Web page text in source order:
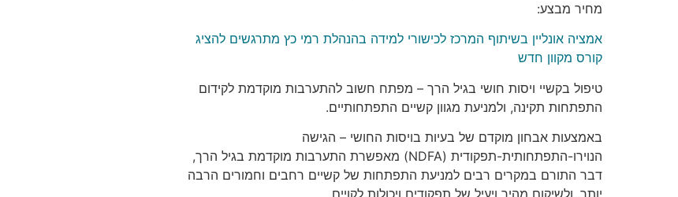
מחיר מבצע:
אמציה אונליין בשיתוף המרכז לכישורי למידה בהנהלת רמי כץ מתרגשים להציג
קורס מקוון חדש
טיפול בקשיי ויסות חושי בגיל הרך – מפתח חשוב להתערבות מוקדמת לקידום
התפתחות תקינה, ולמניעת מגוון קשיים התפתחותיים.
באמצעות אבחון מוקדם של בעיות בויסות החושי – הגישה
הנוירו-התפתחותית-תפקודית (NDFA) מאפשרת התערבות מוקדמת בגיל הרך,
דבר התורם במקרים רבים למניעת התפתחות של קשיים רחבים וחמורים הרבה